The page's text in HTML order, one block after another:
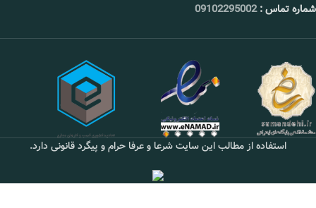
شماره تماس :09102295002
استفاده از مطالب این سایت شرعا و عرفا حرام و پیگرد قانونی دارد.